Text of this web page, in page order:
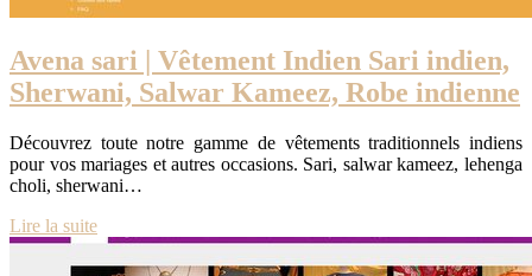
Avena sari | Vêtement Indien Sari indien,
Sherwani, Salwar Kameez, Robe indienne
Découvrez toute notre gamme de vêtements traditionnels indiens
pour vos mariages et autres occasions. Sari, salwar kameez, lehenga
choli, sherwani…
Lire la suite